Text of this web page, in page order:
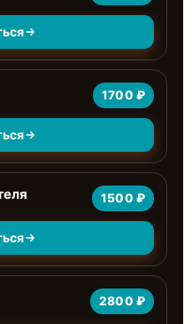
1700 ₽
1500 ₽
2800 ₽